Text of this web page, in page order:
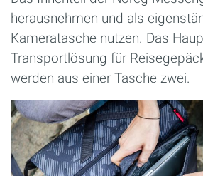
herausnehmen und als
Kameratasche nutzen. Das
Transportlösung für
werden aus einer Tasche zwei.